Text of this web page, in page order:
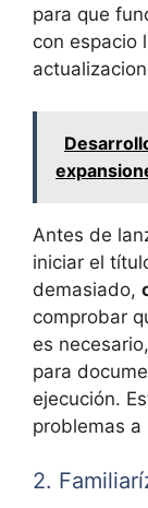
para que
con espacio
Antes de
iniciar el
demasiado,
comprobar
es
para
ejecución.
problemas
2.